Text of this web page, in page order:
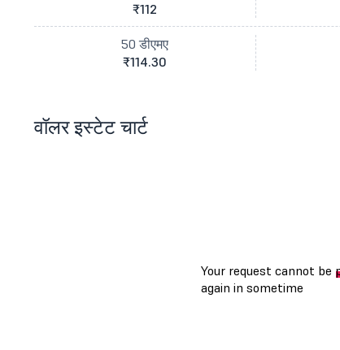
₹112
50 डीएमए
₹114.30
वॉलर इस्टेट चार्ट